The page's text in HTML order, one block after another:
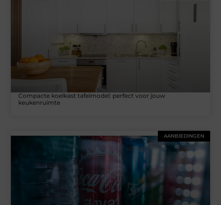
Compacte koelkast tafelmodel: perfect voor jouw
keukenruimte
AANBIEDINGEN